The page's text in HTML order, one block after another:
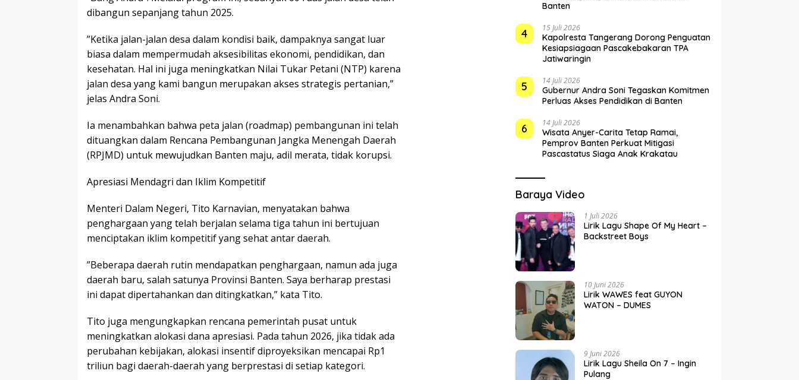
dibangun sepanjang tahun 2025.
​”Ketika jalan-jalan desa dalam kondisi baik, dampaknya sangat luar
biasa dalam mempermudah aksesibilitas ekonomi, pendidikan, dan
kesehatan. Hal ini juga meningkatkan Nilai Tukar Petani (NTP) karena
jalan desa yang kami bangun merupakan akses strategis pertanian,”
jelas Andra Soni.
​Ia menambahkan bahwa peta jalan (roadmap) pembangunan ini telah
dituangkan dalam Rencana Pembangunan Jangka Menengah Daerah
(RPJMD) untuk mewujudkan Banten maju, adil merata, tidak korupsi.
​Apresiasi Mendagri dan Iklim Kompetitif
​Menteri Dalam Negeri, Tito Karnavian, menyatakan bahwa
penghargaan yang telah berjalan selama tiga tahun ini bertujuan
menciptakan iklim kompetitif yang sehat antar daerah.
​”Beberapa daerah rutin mendapatkan penghargaan, namun ada juga
daerah baru, salah satunya Provinsi Banten. Saya berharap prestasi
ini dapat dipertahankan dan ditingkatkan,” kata Tito.
​Tito juga mengungkapkan rencana pemerintah pusat untuk
meningkatkan alokasi dana apresiasi. Pada tahun 2026, jika tidak ada
perubahan kebijakan, alokasi insentif diproyeksikan mencapai Rp1
triliun bagi daerah-daerah yang berprestasi di setiap kategori.
Banten
4 15 Juli 2026
Kapolresta Tangerang Dorong Penguatan
Kesiapsiagaan Pascakebakaran TPA
Jatiwaringin
5 14 Juli 2026
Gubernur Andra Soni Tegaskan Komitmen
Perluas Akses Pendidikan di Banten
6 14 Juli 2026
Wisata Anyer-Carita Tetap Ramai,
Pemprov Banten Perkuat Mitigasi
Pascastatus Siaga Anak Krakatau
Baraya Video
1 Juli 2026
Lirik Lagu Shape Of My Heart –
Backstreet Boys
10 Juni 2026
Lirik WAWES feat GUYON
WATON – DUMES
9 Juni 2026
Lirik Lagu Sheila On 7 – Ingin
Pulang